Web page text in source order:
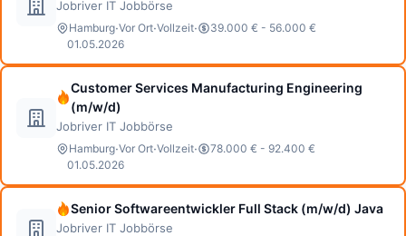
Jobriver IT Jobbörse
Hamburg·Vor Ort·Vollzeit·
39.000 € - 56.000 €
01.05.2026
Customer Services Manufacturing Engineering
(m/w/d)
Jobriver IT Jobbörse
Hamburg·Vor Ort·Vollzeit·
78.000 € - 92.400 €
01.05.2026
Senior Softwareentwickler Full Stack (m/w/d) Java
Jobriver IT Jobbörse